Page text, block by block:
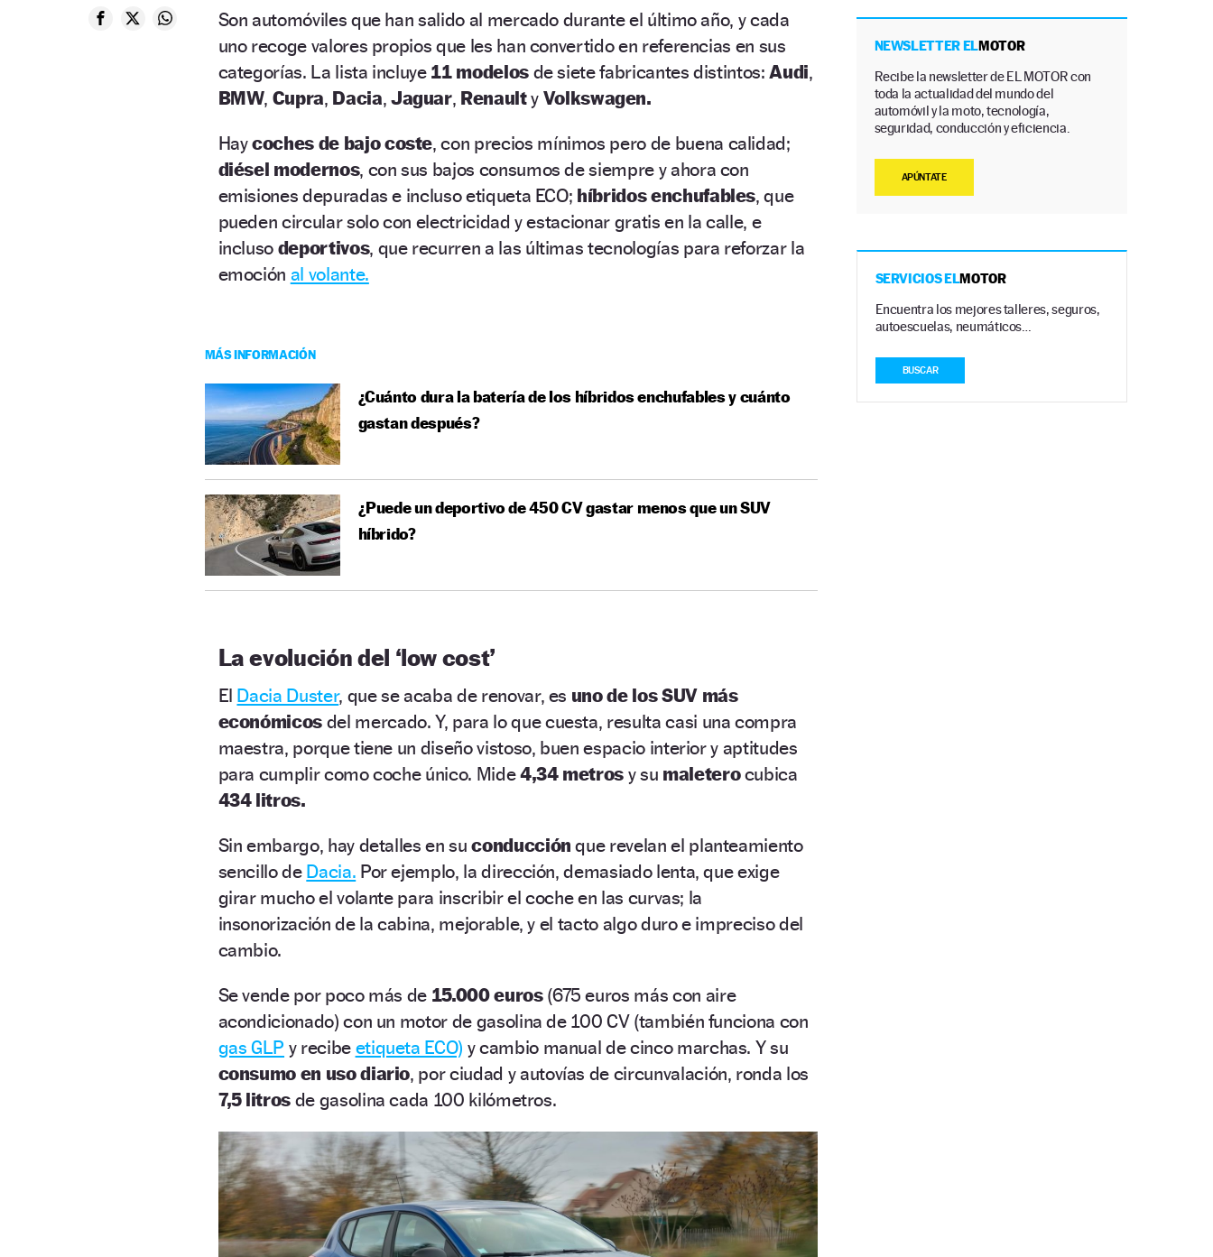
Son automóviles que han salido al mercado durante el último año, y cada
uno recoge valores propios que les han convertido en referencias en sus
categorías. La lista incluye 11 modelosde siete fabricantes distintos:Audi,
BMW, Cupra, Dacia, Jaguar, Renaulty Volkswagen.
Haycoches de bajo coste, con precios mínimos pero de buena calidad;
diésel modernos, con sus bajos consumos de siempre y ahora con
emisiones depuradas e incluso etiqueta ECO; híbridos enchufables, que
pueden circular solo con electricidad y estacionar gratis en la calle, e
incluso deportivos, que recurren a las últimas tecnologías para reforzar la
emoción al volante.
MÁS INFORMACIÓN
¿Cuánto dura la batería de los híbridos enchufables y cuánto
gastan después?
¿Puede un deportivo de 450 CV gastar menos que un SUV
híbrido?
La evolución del ‘low cost’
El Dacia Duster, que se acaba de renovar, es uno de los SUV más
económicos del mercado. Y, para lo que cuesta, resulta casi una compra
maestra, porque tiene un diseño vistoso, buen espacio interior y aptitudes
para cumplir como coche único. Mide4,34 metros y su maleterocubica
434 litros.
Sin embargo, hay detalles en suconducción que revelan el planteamiento
sencillo de Dacia. Por ejemplo, la dirección, demasiado lenta, que exige
girar mucho el volante para inscribir el coche en las curvas; la
insonorización de la cabina, mejorable, y el tacto algo duro e impreciso del
cambio.
Se vende por poco más de 15.000 euros(675 euros más con aire
acondicionado) con un motor de gasolina de 100 CV (también funciona con
gas GLP y recibe etiqueta ECO) y cambio manual de cinco marchas. Y su
consumo en uso diario, por ciudad y autovías de circunvalación, ronda los
7,5 litros de gasolina cada 100 kilómetros.
NEWSLETTER ELMOTOR
Recibe la newsletter de EL MOTOR con
toda la actualidad del mundo del
automóvil y la moto, tecnología,
seguridad, conducción y eficiencia.
APÚNTATE
SERVICIOS ELMOTOR
Encuentra los mejores talleres, seguros,
autoescuelas, neumáticos…
BUSCAR